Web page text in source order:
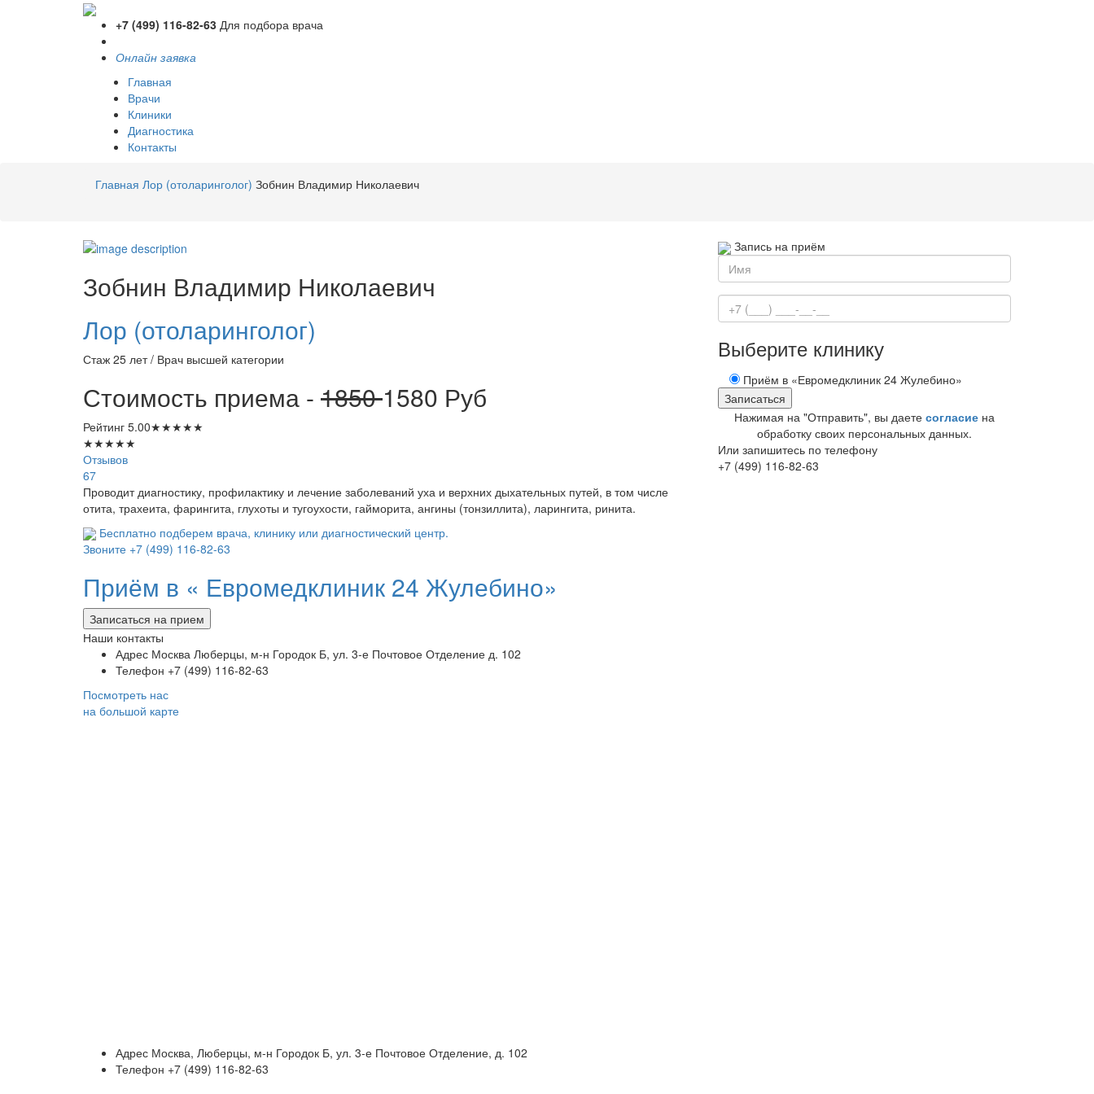
+7 (499) 116-82-63 Для подбора врача
Онлайн заявка
Главная
Врачи
Клиники
Диагностика
Контакты
Главная Лор (отоларинголог) Зобнин Владимир Николаевич
Зобнин Владимир Николаевич
Лор (отоларинголог)
Стаж 25 лет / Врач высшей категории
Стоимость приема - 18501580 Руб
Рейтинг 5.00★★★★★
★★★★★
Отзывов
67
Проводит диагностику, профилактику и лечение заболеваний уха и верхних дыхательных путей, в том числе
отита, трахеита, фарингита, глухоты и тугоухости, гайморита, ангины (тонзиллита), ларингита, ринита.
Бесплатно подберем врача, клинику или диагностический центр.
Звоните +7 (499) 116-82-63
Запись на приём
Выберите клинику
Приём в «Евромедклиник 24 Жулебино»
Нажимая на "Отправить", вы даете согласие на
обработку своих персональных данных.
Или запишитесь по телефону
+7 (499) 116-82-63
Приём в « Евромедклиник 24 Жулебино»
Записаться на прием
Наши контакты
Адрес Москва Люберцы, м-н Городок Б, ул. 3-е Почтовое Отделение д. 102
Телефон +7 (499) 116-82-63
Посмотреть нас
на большой карте
Адрес Москва, Люберцы, м-н Городок Б, ул. 3-е Почтовое Отделение, д. 102
Телефон +7 (499) 116-82-63